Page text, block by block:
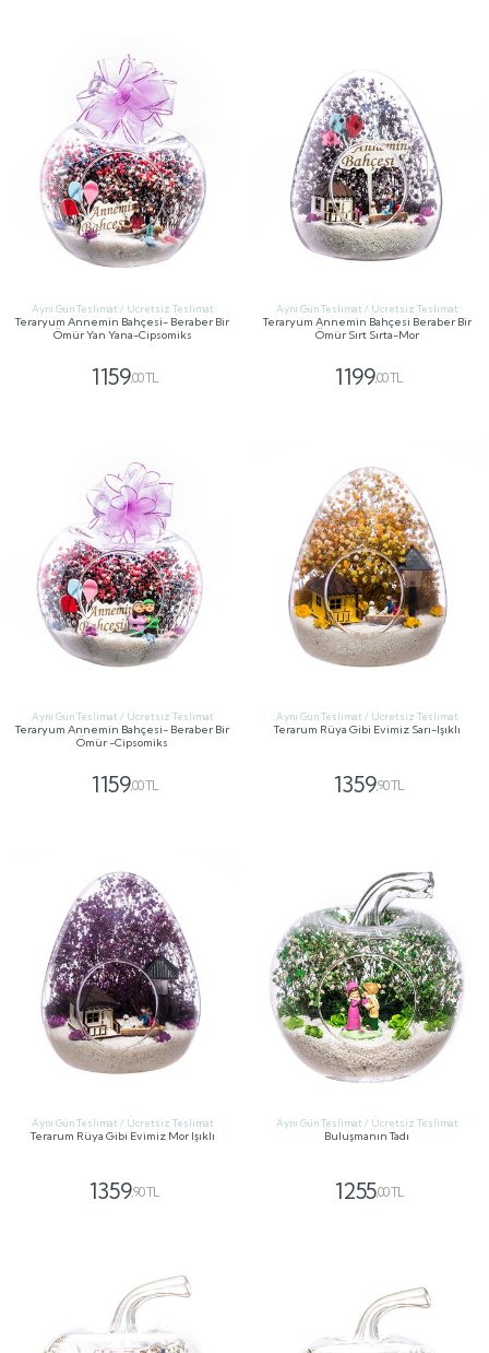
Aynı Gün Teslimat / Ücretsiz Teslimat
Teraryum Annemin Bahçesi- Beraber Bir
Ömür Yan Yana-Cipsomiks
1159,00 TL
Aynı Gün Teslimat / Ücretsiz Teslimat
Teraryum Annemin Bahçesi Beraber Bir
Ömür Sırt Sırta-Mor
1199,00 TL
Aynı Gün Teslimat / Ücretsiz Teslimat
Teraryum Annemin Bahçesi- Beraber Bir
Ömür -Cipsomiks
1159,00 TL
Aynı Gün Teslimat / Ücretsiz Teslimat
Terarum Rüya Gibi Evimiz Sarı-Işıklı
1359,90 TL
Aynı Gün Teslimat / Ücretsiz Teslimat
Terarum Rüya Gibi Evimiz Mor Işıklı
1359,90 TL
Aynı Gün Teslimat / Ücretsiz Teslimat
Buluşmanın Tadı
1255,00 TL